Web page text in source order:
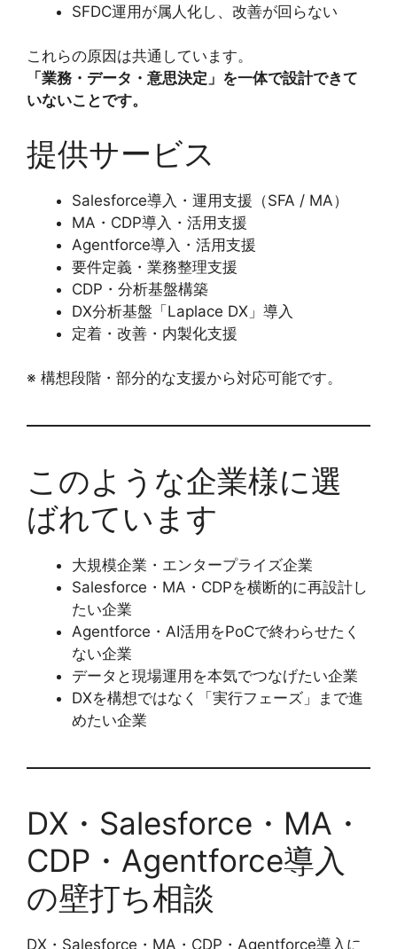
SFDC運用が属人化し、改善が回らない
これらの原因は共通しています。
「業務・データ・意思決定」を一体で設計できて
いないことです。
提供サービス
Salesforce導入・運用支援（SFA / MA）
MA・CDP導入・活用支援
Agentforce導入・活用支援
要件定義・業務整理支援
CDP・分析基盤構築
DX分析基盤「Laplace DX」導入
定着・改善・内製化支援
※ 構想段階・部分的な支援から対応可能です。
このような企業様に選
ばれています
大規模企業・エンタープライズ企業
Salesforce・MA・CDPを横断的に再設計し
たい企業
Agentforce・AI活用をPoCで終わらせたく
ない企業
データと現場運用を本気でつなげたい企業
DXを構想ではなく「実行フェーズ」まで進
めたい企業
DX・Salesforce・MA・
CDP・Agentforce導入
の壁打ち相談
DX・Salesforce・MA・CDP・Agentforce導入に